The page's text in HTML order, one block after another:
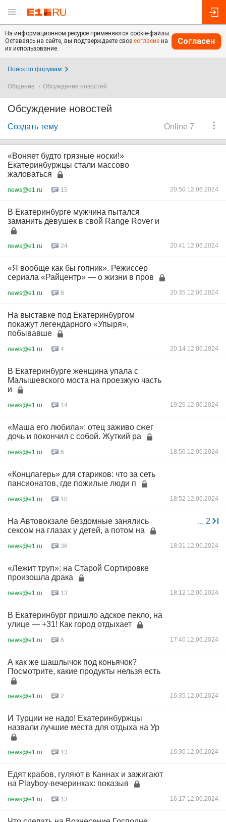
На информационном ресурсе применяются cookie-файлы.
Оставаясь на сайте, вы подтверждаете свое согласие на
их использование.
Согласен
Поиск по форумам
Общение Обсуждение новостей
Обсуждение новостей
Online 7
Создать тему
«Воняет будто грязные носки!»
Екатеринбуржцы стали массово
жаловаться
news@e1.ru 15 20:50 12.06.2024
В Екатеринбурге мужчина пытался
заманить девушек в свой Range Rover и
news@e1.ru 24 20:41 12.06.2024
«Я вообще как бы гопник». Режиссер
сериала «Райцентр» — о жизни в пров
news@e1.ru 8 20:35 12.06.2024
На выставке под Екатеринбургом
покажут легендарного «Упыря»,
побывавше
news@e1.ru 4 20:14 12.06.2024
В Екатеринбурге женщина упала с
Малышевского моста на проезжую часть
и
news@e1.ru 14 19:26 12.06.2024
«Маша его любила»: отец заживо сжег
дочь и покончил с собой. Жуткий ра
news@e1.ru 6 18:56 12.06.2024
«Концлагерь» для стариков: что за сеть
пансионатов, где пожилые люди п
news@e1.ru 10 18:52 12.06.2024
... 2
На Автовокзале бездомные занялись
сексом на глазах у детей, а потом на
news@e1.ru 36 18:31 12.06.2024
«Лежит труп»: на Старой Сортировке
произошла драка
news@e1.ru 13 18:12 12.06.2024
В Екатеринбург пришло адское пекло, на
улице — +31! Как город отдыхает
news@e1.ru 6 17:40 12.06.2024
А как же шашлычок под коньячок?
Посмотрите, какие продукты нельзя есть
news@e1.ru 2 16:35 12.06.2024
И Турции не надо! Екатеринбуржцы
назвали лучшие места для отдыха на Ур
news@e1.ru 13 16:30 12.06.2024
Едят крабов, гуляют в Каннах и зажигают
на Playboy-вечеринках: показыв
news@e1.ru 13 16:17 12.06.2024